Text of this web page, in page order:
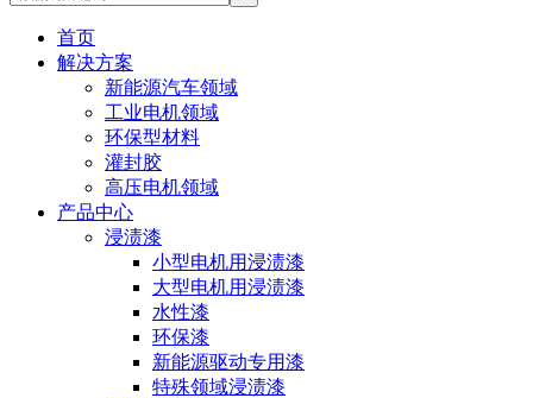
首页
解决方案
新能源汽车领域
工业电机领域
环保型材料
灌封胶
高压电机领域
产品中心
浸渍漆
小型电机用浸渍漆
大型电机用浸渍漆
水性漆
环保漆
新能源驱动专用漆
特殊领域浸渍漆